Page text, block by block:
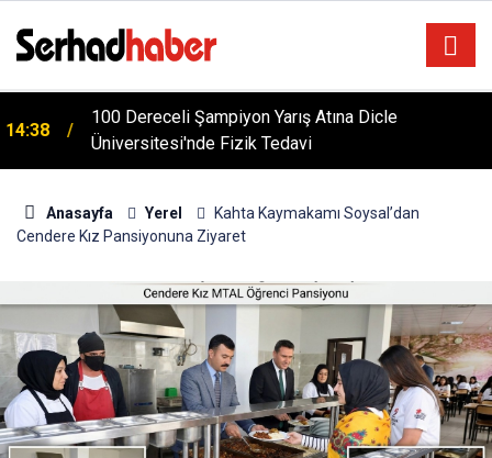
14:38
100 Dereceli Şampiyon Yarış Atına Dicle
Üniversitesi'nde Fizik Tedavi
Anasayfa Yerel
Kahta Kaymakamı Soysal’dan
Cendere Kız Pansiyonuna Ziyaret